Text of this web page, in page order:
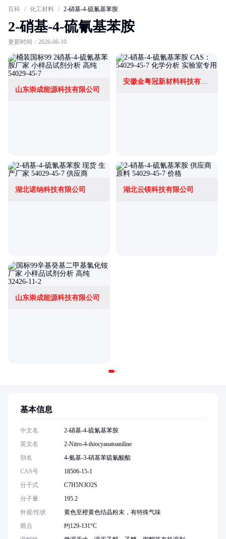
百科 / 化工材料 / 2-硝基-4-硫氰基苯胺
2-硝基-4-硫氰基苯胺
更新时间：2026-06-10
山东崇成能源科技有限公司
安徽金粤冠新材料科技有限公司
湖北诺纳科技有限公司 湖北云镁科技有限公司
山东崇成能源科技有限公司
基本信息
中文名
2-硝基-4-硫氰基苯胺
英文名
2-Nitro-4-thiocyanatoaniline
别名
4-氨基-3-硝基苯硫氰酸酯
CAS号
18506-15-1
分子式
C7H5N3O2S
分子量
195.2
外观/性状
黄色至橙黄色结晶粉末，有特殊气味
熔点
约129-131°C